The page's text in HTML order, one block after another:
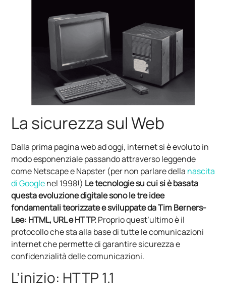
La sicurezza sul Web
Dalla prima pagina web ad oggi, internet si è evoluto in
modo esponenziale passando attraverso leggende
come Netscape e Napster (per non parlare della nascita
di Googlenel 1998!) Le tecnologie su cui si è basata
questa evoluzione digitale sono le tre idee
fondamentali teorizzate e sviluppate da Tim Berners-
Lee: HTML, URL e HTTP.Proprio quest’ultimo è il
protocollo che sta alla base di tutte le comunicazioni
internet che permette di garantire sicurezza e
confidenzialità delle comunicazioni.
L’inizio: HTTP 1.1